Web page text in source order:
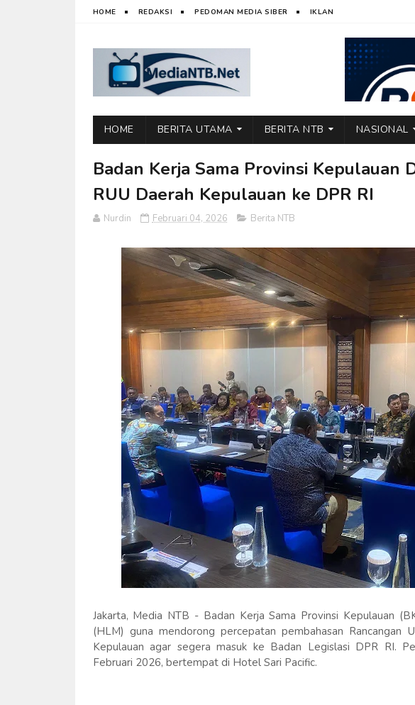
HOME REDAKSI PEDOMAN MEDIA SIBER IKLAN
HOME BERITA UTAMA BERITA NTB NASIONAL
Badan Kerja Sama Provinsi Kepulauan
RUU Daerah Kepulauan ke DPR RI
Nurdin Februari 04, 2026 Berita NTB
Jakarta, Media NTB - Badan Kerja Sama Provinsi Kepulauan
(HLM) guna mendorong percepatan pembahasan Rancangan
Kepulauan agar segera masuk ke Badan Legislasi DPR RI.
Februari 2026, bertempat di Hotel Sari Pacific.